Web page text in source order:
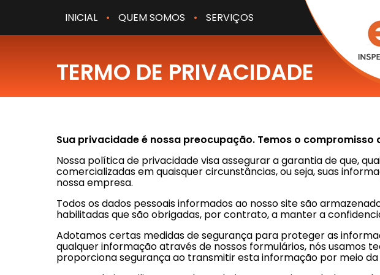
INICIAL • QUEM SOMOS • SERVIÇOS
TERMO DE PRIVACIDADE
Sua privacidade é nossa preocupação. Temos o compromisso
Nossa política de privacidade visa assegurar a garantia de que,
comercializadas em quaisquer circunstâncias, ou seja, suas
nossa empresa.
Todos os dados pessoais informados ao nosso site são
habilitadas que são obrigadas, por contrato, a manter a
Adotamos certas medidas de segurança para proteger as
qualquer informação através de nossos formulários, nós usamos
proporciona segurança ao transmitir esta informação por meio